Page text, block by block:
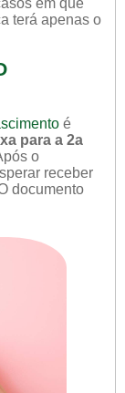
em que
terá apenas o
é
para a 2a
o
receber
documento